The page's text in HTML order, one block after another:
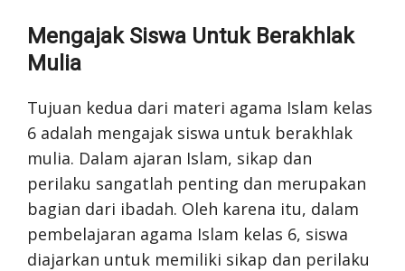
Mengajak Siswa Untuk Berakhlak
Mulia
Tujuan kedua dari materi agama Islam kelas
6 adalah mengajak siswa untuk berakhlak
mulia. Dalam ajaran Islam, sikap dan
perilaku sangatlah penting dan merupakan
bagian dari ibadah. Oleh karena itu, dalam
pembelajaran agama Islam kelas 6, siswa
diajarkan untuk memiliki sikap dan perilaku